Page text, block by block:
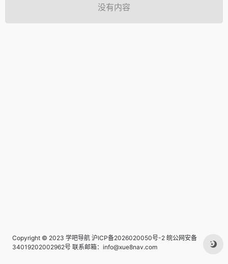
没有内容
Copyright © 2023 学吧导航 沪ICP备2026020050号-2 皖公网安备
34019202002962号 联系邮箱：info@xue8nav.com